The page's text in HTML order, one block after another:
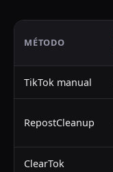
MÉTODO
TikTok manual
RepostCleanup
ClearTok